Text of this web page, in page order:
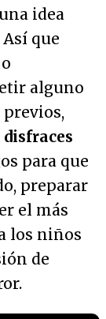
idea
que
alguno
previos,
para que
preparar
el más
los niños
de